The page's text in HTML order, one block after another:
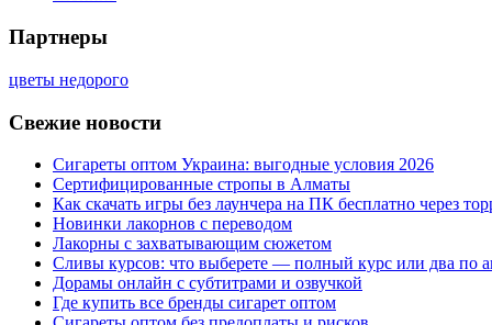
Партнеры
цветы недорого
Свежие новости
Сигареты оптом Украина: выгодные условия 2026
Сертифицированные стропы в Алматы
Как скачать игры без лаунчера на ПК бесплатно через
Новинки лакорнов с переводом
Лакорны с захватывающим сюжетом
Сливы курсов: что выберете — полный курс или два по
Дорамы онлайн с субтитрами и озвучкой
Где купить все бренды сигарет оптом